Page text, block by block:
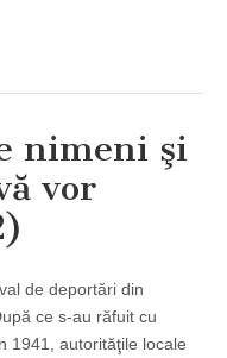
nimeni şi
vor
de deportări din
ce s-au răfuit cu
1941, autorităţile locale